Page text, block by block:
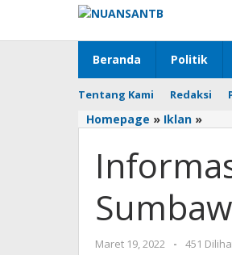
konten
Beranda Politik
Tentang Kami Redaksi
Homepage » Iklan »
UP3
20
Maret 19, 2022
oleh
-
451